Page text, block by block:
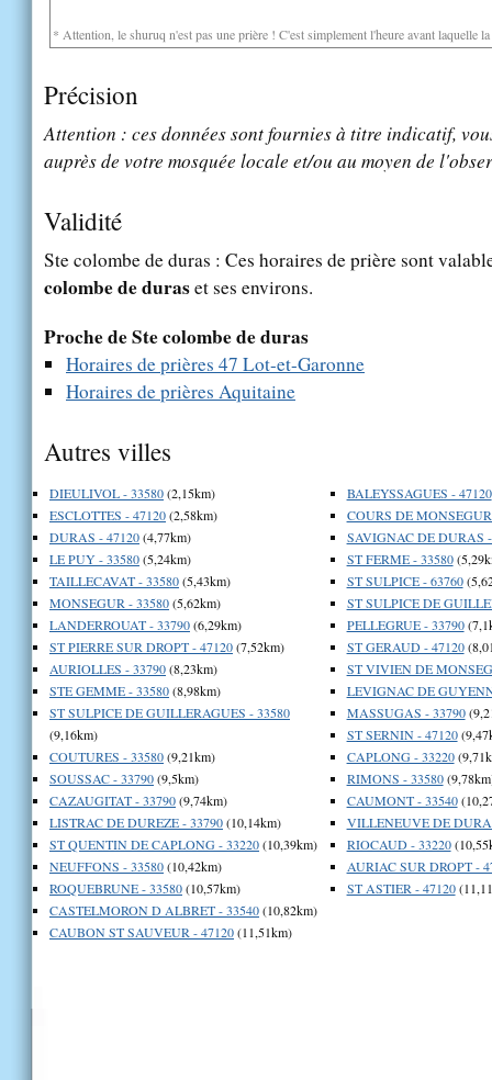
* Attention, le shuruq n'est pas une prière ! C'est simplement l'heure avant laquelle
Précision
Attention : ces données sont fournies à titre indicatif,
auprès de votre mosquée locale et/ou au moyen de
Validité
Ste colombe de duras : Ces horaires de prière sont
colombe de duraset ses environs.
Proche de Ste colombe de duras
Horaires de prières 47 Lot-et-Garonne
Horaires de prières Aquitaine
Autres villes
DIEULIVOL - 33580(2,15km)
ESCLOTTES - 47120(2,58km)
DURAS - 47120(4,77km)
LE PUY - 33580(5,24km)
TAILLECAVAT - 33580(5,43km)
MONSEGUR - 33580(5,62km)
LANDERROUAT - 33790(6,29km)
ST PIERRE SUR DROPT - 47120(7,52km)
AURIOLLES - 33790(8,23km)
STE GEMME - 33580(8,98km)
ST SULPICE DE GUILLERAGUES - 33580
(9,16km)
COUTURES - 33580(9,21km)
SOUSSAC - 33790(9,5km)
CAZAUGITAT - 33790(9,74km)
LISTRAC DE DUREZE - 33790(10,14km)
ST QUENTIN DE CAPLONG - 33220(10,39km)
NEUFFONS - 33580(10,42km)
ROQUEBRUNE - 33580(10,57km)
CASTELMORON D ALBRET - 33540(10,82km)
CAUBON ST SAUVEUR - 47120(11,51km)
BALEYSSAGUES - 47120
COURS DE
SAVIGNAC DE DURAS
ST FERME - 33580
ST SULPICE - 63760
ST SULPICE DE
PELLEGRUE - 33790
ST GERAUD - 47120
ST VIVIEN DE
LEVIGNAC DE
MASSUGAS - 33790
ST SERNIN - 47120
CAPLONG - 33220
RIMONS - 33580
CAUMONT - 33540
VILLENEUVE DE
RIOCAUD - 33220
AURIAC SUR DROPT -
ST ASTIER - 47120